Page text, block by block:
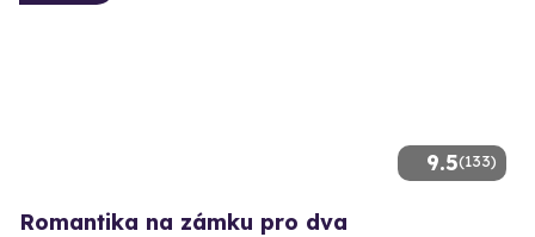
9.5(133)
Romantika na zámku pro dva